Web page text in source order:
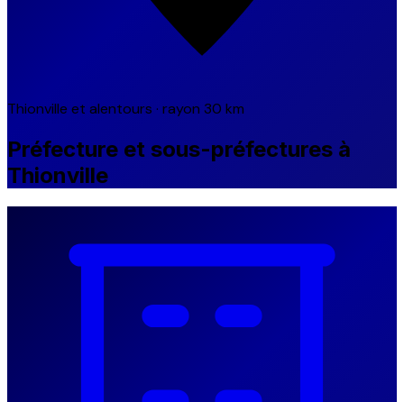
Thionville et alentours · rayon 30 km
Préfecture et sous-préfectures à
Thionville